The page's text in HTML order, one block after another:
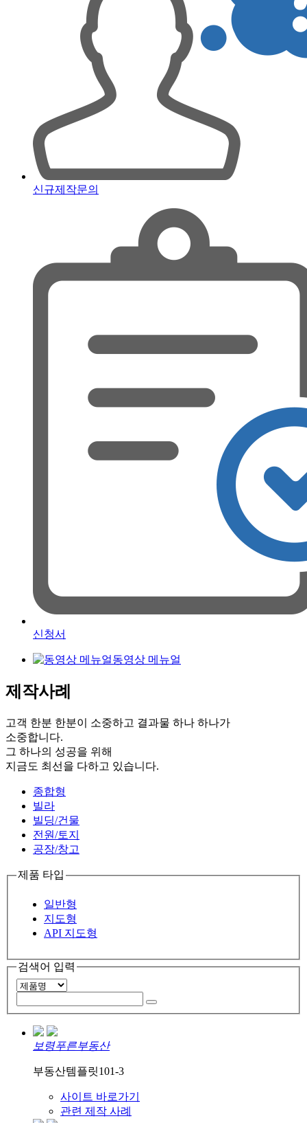
신규제작문의
신청서
동영상 메뉴얼
제작사례
고객 한분 한분이 소중하고 결과물 하나 하나가
소중합니다.
그 하나의 성공을 위해
지금도 최선을 다하고 있습니다.
종합형
빌라
빌딩/건물
전원/토지
공장/창고
제품 타입
일반형
지도형
API 지도형
검색어 입력
보령푸른부동산
부동산템플릿101-3
사이트 바로가기
관련 제작 사례